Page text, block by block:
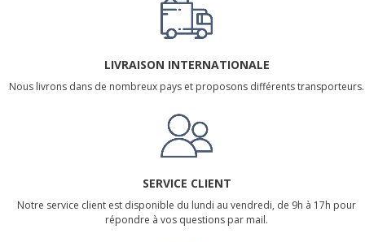
LIVRAISON INTERNATIONALE
Nous livrons dans de nombreux pays et proposons différents transporteurs.
SERVICE CLIENT
Notre service client est disponible du lundi au vendredi, de 9h à 17h pour
répondre à vos questions par mail.